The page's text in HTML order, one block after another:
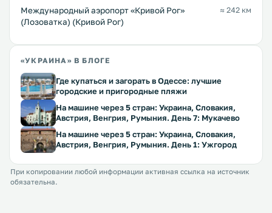
Международный аэропорт «Кривой Рог»
(Лозоватка) (Кривой Рог)
≈ 242 км
«УКРАИНА» В БЛОГЕ
Где купаться и загорать в Одессе: лучшие
городские и пригородные пляжи
На машине через 5 стран: Украина, Словакия,
Австрия, Венгрия, Румыния. День 7: Мукачево
На машине через 5 стран: Украина, Словакия,
Австрия, Венгрия, Румыния. День 1: Ужгород
При копировании любой информации активная ссылка на источник
обязательна.